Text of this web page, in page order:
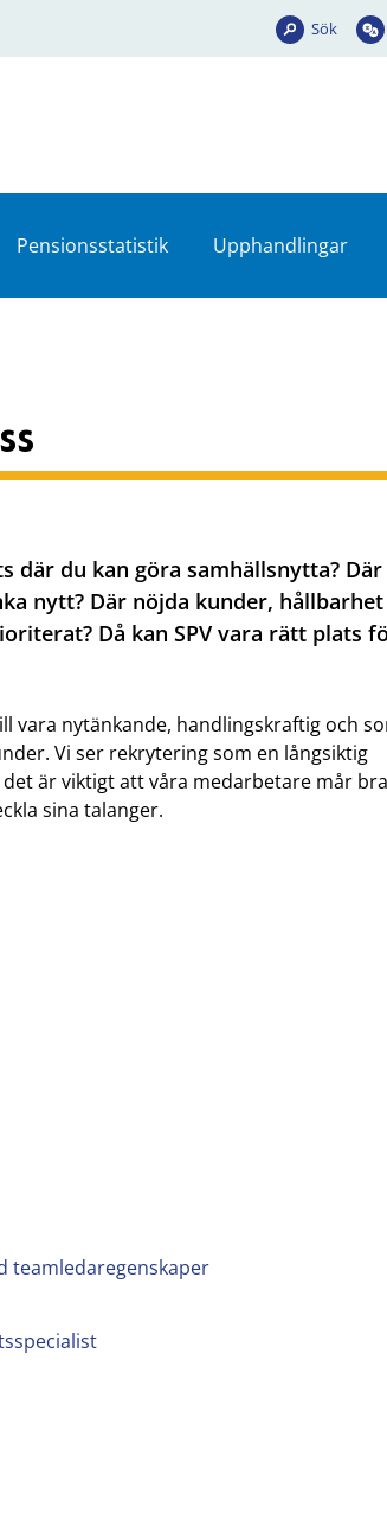
Sök
Pensionsstatistik Upphandlingar
där du kan göra samhällsnytta? Där
nytt? Där nöjda kunder, hållbarhet
Då kan SPV vara rätt plats
vara nytänkande, handlingskraftig och
Vi ser rekrytering som en långsiktig
är viktigt att våra medarbetare mår bra
sina talanger.
teamledaregenskaper